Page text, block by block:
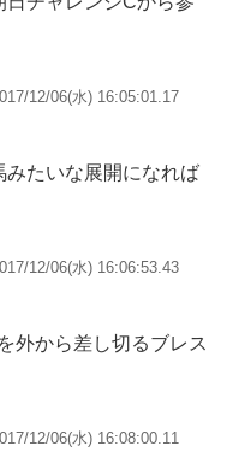
12/06(水) 16:05:01.17
みたいな展開になれば
12/06(水) 16:06:53.43
外から差し切るブレス
12/06(水) 16:08:00.11